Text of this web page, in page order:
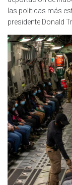
las políticas más
presidente Donald